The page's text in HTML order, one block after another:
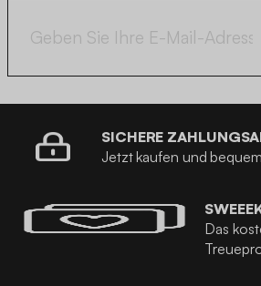
SICHERE
Jetzt kaufen und
Das